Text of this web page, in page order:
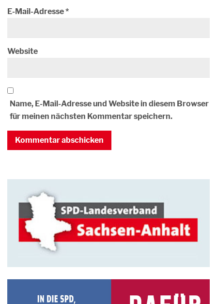
E-Mail-Adresse*
Website
Name, E-Mail-Adresse und Website in diesem Browser
für meinen nächsten Kommentar speichern.